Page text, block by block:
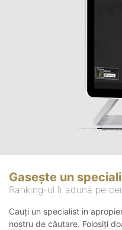
Gasește un
Ranking-ul îi adună pe
Cauți un specialist in
nostru de căutare. Folosiți